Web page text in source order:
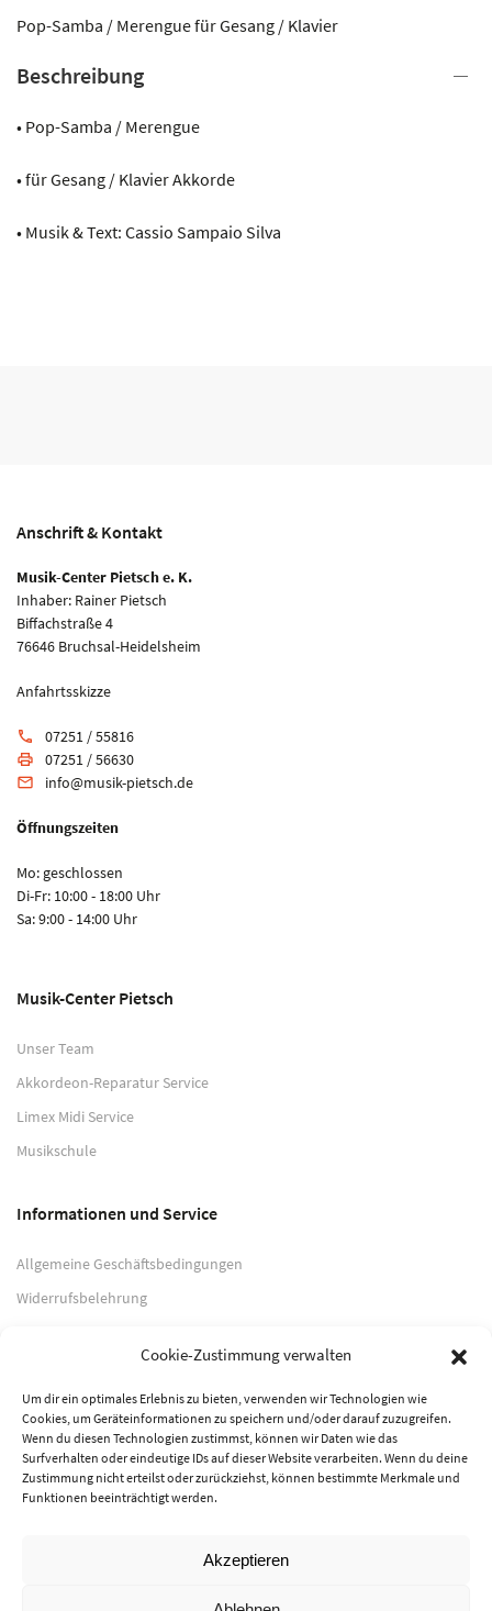
Cookie-Zustimmung verwalten
Um dir ein optimales Erlebnis zu bieten, verwenden wir Technologien wie
Cookies, um Geräteinformationen zu speichern und/oder darauf zuzugreifen.
Wenn du diesen Technologien zustimmst, können wir Daten wie das
Surfverhalten oder eindeutige IDs auf dieser Website verarbeiten. Wenn du deine
Zustimmung nicht erteilst oder zurückziehst, können bestimmte Merkmale und
Funktionen beeinträchtigt werden.
Akzeptieren
LIMA
Balada
Pop-Samba / Merengue für Gesang / Klavier
Beschreibung
• Pop-Samba / Merengue
• für Gesang / Klavier Akkorde
• Musik & Text: Cassio Sampaio Silva
Anschrift & Kontakt
Musik-Center Pietsch e. K.
Inhaber: Rainer Pietsch
Biffachstraße 4
76646 Bruchsal-Heidelsheim
Anfahrtsskizze
phone 07251 / 55816
print 07251 / 56630
email info@musik-pietsch.de
Öffnungszeiten
Mo: geschlossen
Di-Fr: 10:00 - 18:00 Uhr
Sa: 9:00 - 14:00 Uhr
Musik-Center Pietsch
Unser Team
Akkordeon-Reparatur Service
Limex Midi Service
Musikschule
Informationen und Service
Allgemeine Geschäftsbedingungen
Widerrufsbelehrung
Datenschutzerklärung
Zahlungsarten
PayPal